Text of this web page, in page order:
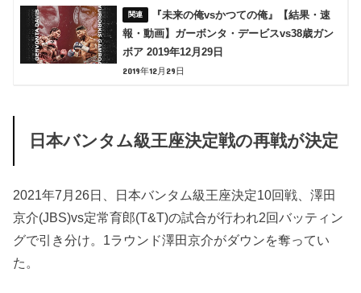
『未来の俺vsかつての俺』【結果・速
報・動画】ガーボンタ・デービスvs38歳ガン
ボア 2019年12月29日
2019年12月29日
日本バンタム級王座決定戦の再戦が決定
2021年7月26日、日本バンタム級王座決定10回戦、澤田
京介(JBS)vs定常育郎(T&T)の試合が行われ2回バッティン
グで引き分け。1ラウンド澤田京介がダウンを奪ってい
た。